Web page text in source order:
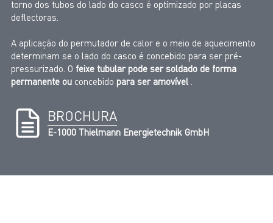
torno dos tubos do lado do casco é optimizado por placas
deflectoras.
A aplicação do permutador de calor e o meio de aquecimento
determinam se o lado do casco é concebido para ser pré-
pressurizado. O feixe tubular pode ser soldado de forma
permanente ou concebido para ser amovível
BROCHURA
E-1000 Thielmann Energietechnik GmbH